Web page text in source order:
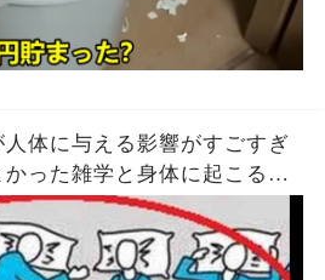
体に与える影響がすごすぎ
った雑学と身体に起こる現
大人の 面白いけど知ると後